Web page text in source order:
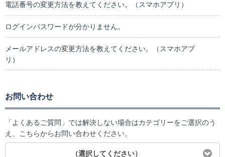
電話番号の変更方法を教えてください。（スマホアプリ）
ログインパスワードが分かりません。
メールアドレスの変更方法を教えてください。（スマホアプ
リ）
お問い合わせ
「よくあるご質問」では解決しない場合はカテゴリーをご選択のう
え、こちらからお問い合わせください。
（選択してください）